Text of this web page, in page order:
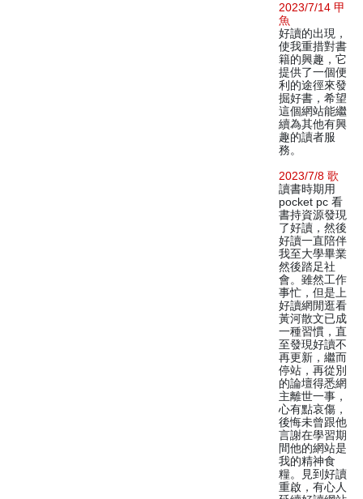
2023/7/14 甲
魚
好讀的出現，
使我重措對書
籍的興趣，它
提供了一個便
利的途徑來發
掘好書，希望
這個網站能繼
續為其他有興
趣的讀者服
務。
2023/7/8 歌
讀書時期用
pocket pc 看
書持資源發現
了好讀，然後
好讀一直陪伴
我至大學畢業
然後踏足社
會。雖然工作
事忙，但是上
好讀網閒逛看
黃河散文已成
一種習慣，直
至發現好讀不
再更新，繼而
停站，再從別
的論壇得悉網
主離世一事，
心有點哀傷，
後悔未曾跟他
言謝在學習期
間他的網站是
我的精神食
糧。見到好讀
重啟，有心人